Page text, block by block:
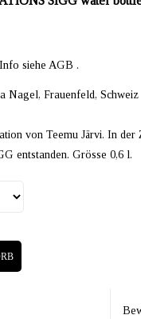
siehe AGB .
Nagel, Frauenfeld, Schweiz
von Teemu Järvi. In der
entstanden. Grösse 0,6 l.